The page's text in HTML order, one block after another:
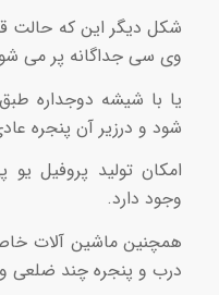
شکل دیگر این که حالت
وی سی جداگانه پر می
یا با شیشه دوجداره
شود و درزير آن پنجره
امکان تولید پروفیل
وجود دارد.
همچنین ماشین آلات
درب و پنجره چند ضلعی